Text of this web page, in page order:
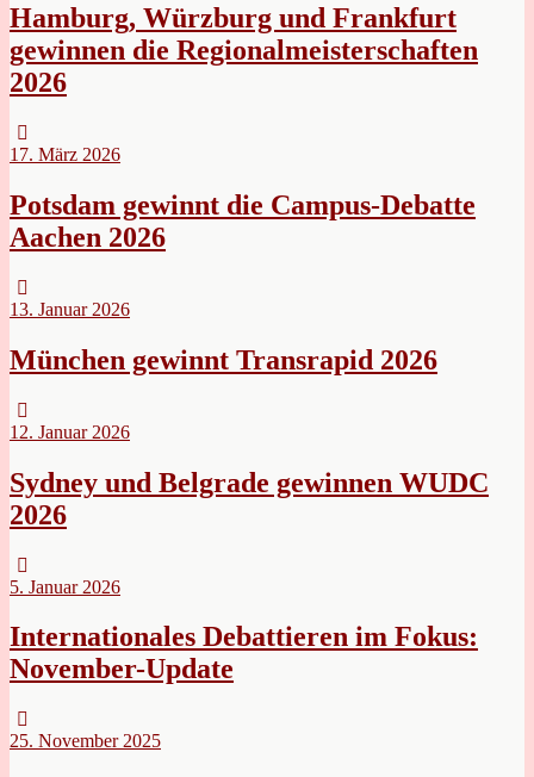
Hamburg, Würzburg und Frankfurt
gewinnen die Regionalmeisterschaften
2026
17. März 2026
Potsdam gewinnt die Campus-Debatte
Aachen 2026
13. Januar 2026
München gewinnt Transrapid 2026
12. Januar 2026
Sydney und Belgrade gewinnen WUDC
2026
5. Januar 2026
Internationales Debattieren im Fokus:
November-Update
25. November 2025